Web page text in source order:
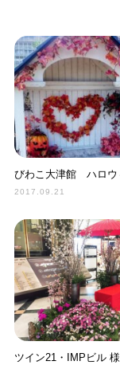
びわこ大津館 ハロウ
2017.09.21
ツイン21・IMPビル